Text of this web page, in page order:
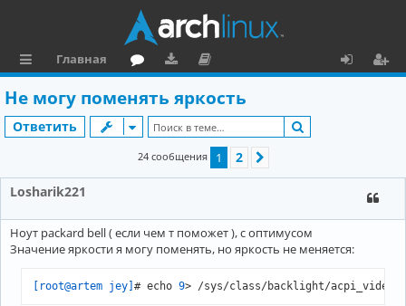
ы
л
и
Главная
ру
м
ру
зк
ку
м
та
ц
ц
Не могу поменять яркость
Ответить
24 сообщения 1 2
Losharik221
Ноут packard bell ( если чем т поможет ), с оптимусом
Значение яркости я могу поменять, но яркость не меняется:
[root@artem jey] # echo 9> /sys/class/backlight/acpi_video/